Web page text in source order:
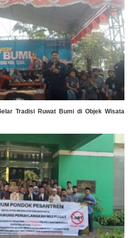
Tradisi Ruwat Bumi di Objek Wisata